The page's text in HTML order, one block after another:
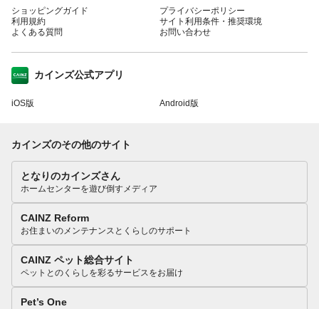
ショッピングガイド
利用規約
よくある質問
プライバシーポリシー
サイト利用条件・推奨環境
お問い合わせ
カインズ公式アプリ
iOS版 Android版
カインズのその他のサイト
となりのカインズさん
ホームセンターを遊び倒すメディア
CAINZ Reform
お住まいのメンテナンスとくらしのサポート
CAINZ ペット総合サイト
ペットとのくらしを彩るサービスをお届け
Pet’s One